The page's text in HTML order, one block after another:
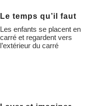
Le temps qu’il faut
Les enfants se placent en
carré et regardent vers
l’extérieur du carré